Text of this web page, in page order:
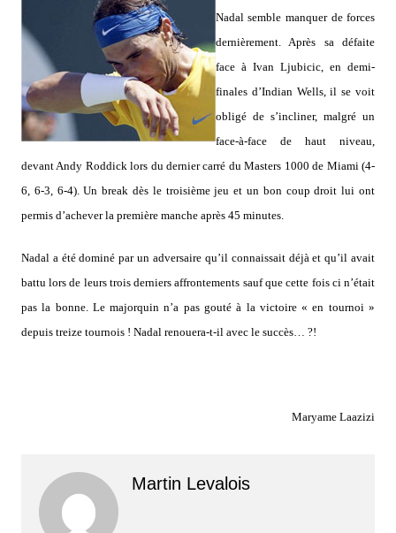
Nadal semble manquer de forces
dernièrement. Après sa défaite
face à Ivan Ljubicic, en demi-
finales d’Indian Wells, il se voit
obligé de s’incliner, malgré un
face-à-face de haut niveau,
devant Andy Roddick lors du dernier carré du Masters 1000 de Miami (4-
6, 6-3, 6-4). Un break dès le troisième jeu et un bon coup droit lui ont
permis d’achever la première manche après 45 minutes.
Nadal a été dominé par un adversaire qu’il connaissait déjà et qu’il avait
battu lors de leurs trois derniers affrontements sauf que cette fois ci n’était
pas la bonne. Le majorquin n’a pas gouté à la victoire « en tournoi »
depuis treize tournois ! Nadal renouera-t-il avec le succès… ?!
Maryame Laazizi
Martin Levalois